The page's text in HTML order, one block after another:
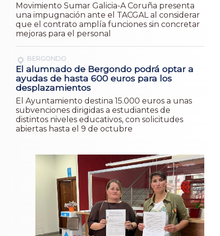
Movimiento Sumar Galicia-A Coruña presenta
una impugnación ante el TACGAL al considerar
que el contrato amplía funciones sin concretar
mejoras para el personal
BERGONDO
El alumnado de Bergondo podrá optar a
ayudas de hasta 600 euros para los
desplazamientos
El Ayuntamiento destina 15.000 euros a unas
subvenciones dirigidas a estudiantes de
distintos niveles educativos, con solicitudes
abiertas hasta el 9 de octubre